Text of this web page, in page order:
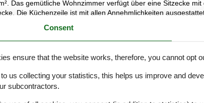
Das gemütliche Wohnzimmer verfügt über eine Sitzecke
Die Küchenzeile ist mit allen Annehmlichkeiten
Maschine, einem Kühlschrank mit Gefrierfach und einem
nutzen können.
hat ein Doppelbett mit 2 Einzelbettdecken und einen
verfügt über ein Etagenbett mit einem Doppelbett und
Waschbecken und Föhn. Es gibt auch eine separate
Balkon. Genießen Sie hier die frische Bergluft und den
dem Parkplatz direkt vor dem Hotel parken selbstverständlich
Zugang zum Wellnessbereich mit einem Fitnessraum.
Consent
ensure that the website works, therefore, you cannot opt
us collecting your statistics, this helps us improve and
subcontractors.